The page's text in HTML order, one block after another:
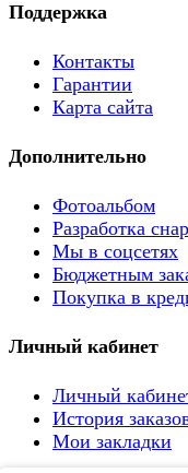
Поддержка
Контакты
Гарантии
Карта сайта
Дополнительно
Фотоальбом
Разработка
Мы в соцсетях
Бюджетным
Покупка в
Личный кабинет
Личный
История
Мои закладки